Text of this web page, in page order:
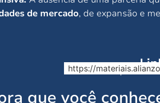
de mercado, de expansão e
https:// Copie e
que você